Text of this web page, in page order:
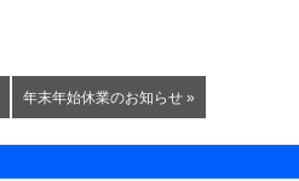
年末年始休業のお知らせ »